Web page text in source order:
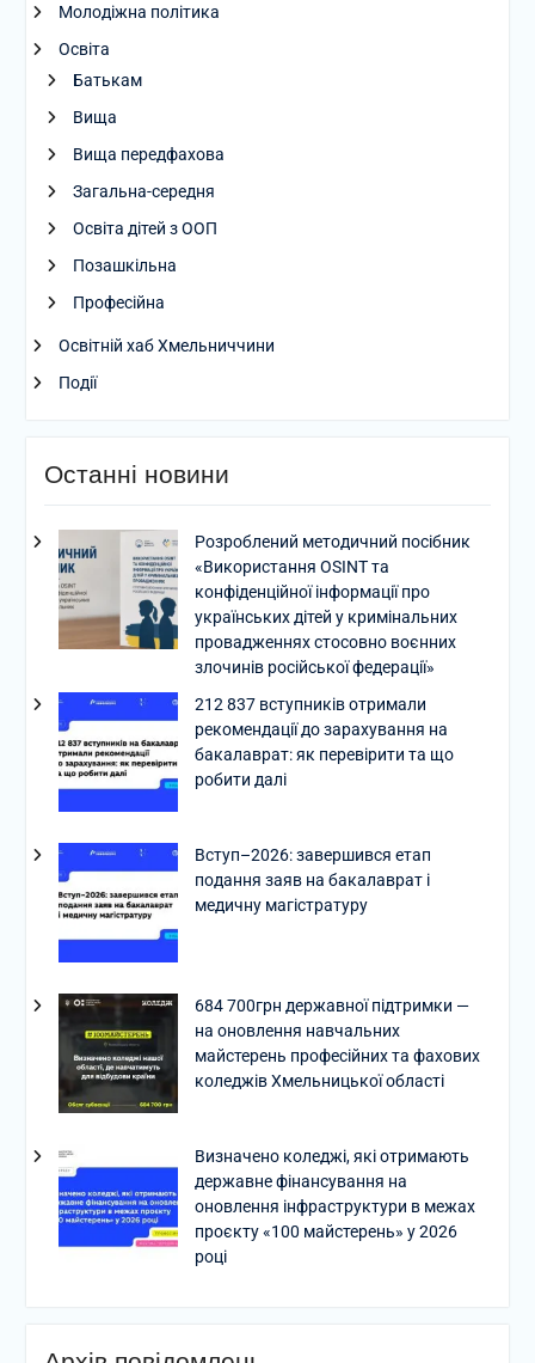
Молодіжна політика
Освіта
Батькам
Вища
Вища передфахова
Загальна-середня
Освіта дітей з ООП
Позашкільна
Професійна
Освітній хаб Хмельниччини
Події
Останні новини
Розроблений методичний посібник
«Використання OSINT та
конфіденційної інформації про
українських дітей у кримінальних
провадженнях стосовно воєнних
злочинів російської федерації»
212 837 вступників отримали
рекомендації до зарахування на
бакалаврат: як перевірити та що
робити далі
Вступ–2026: завершився етап
подання заяв на бакалаврат і
медичну магістратуру
684 700грн державної підтримки —
на оновлення навчальних
майстерень професійних та фахових
коледжів Хмельницької області
Визначено коледжі, які отримають
державне фінансування на
оновлення інфраструктури в межах
проєкту «100 майстерень» у 2026
році